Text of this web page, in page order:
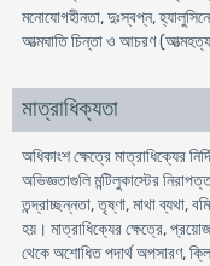
মনোযোগহীনতা, দুঃস্বপ্ন,
আত্মঘাতি চিন্তা ও আচরণ
মাত্রাধিক্যতা
অধিকাংশ ক্ষেত্রে মাত্রাধিক্যের
অভিজ্ঞতাগুলি মন্টিলুকাস্টের
তন্দ্রাচ্ছন্নতা, তৃষ্ণা, মাথা ব্যথা,
হয়। মাত্রাধিক্যের ক্ষেত্রে,
থেকে অশোধিত পদার্থ অপসারণ,